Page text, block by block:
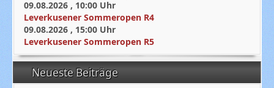
09.08.2026 , 10:00 Uhr
Leverkusener Sommeropen R4
09.08.2026 , 15:00 Uhr
Leverkusener Sommeropen R5
Neueste Beiträge